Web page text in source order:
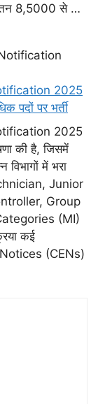
वेतन 8,5000 से …
2025
पदों पर भर्ती
2025
की है, जिसमें
में भरा
Junior
Group
(MI)
कई
(CENs)